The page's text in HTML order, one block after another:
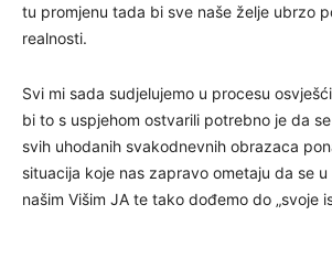
tu promjenu tada bi sve naše želje ubrzo
realnosti.
Svi mi sada sudjelujemo u procesu
bi to s uspjehom ostvarili potrebno je da
svih uhodanih svakodnevnih obrazaca
situacija koje nas zapravo ometaju da se
našim Višim JA te tako dođemo do „svoje